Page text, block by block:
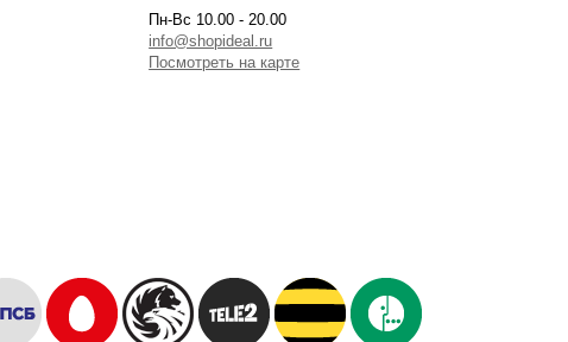
Пн-Вс 10.00 - 20.00
info@shopideal.ru
Посмотреть на карте